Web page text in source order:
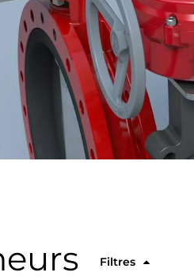
Filtres